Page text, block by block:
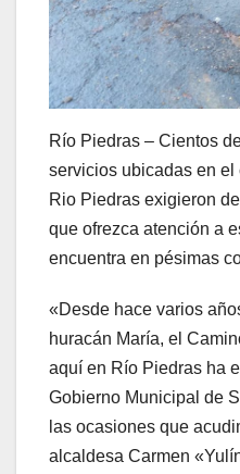
Río Piedras – Cientos
servicios ubicadas en
Rio Piedras exigieron
que ofrezca atención a
encuentra en pésimas
«Desde hace varios
huracán María, el
aquí en Río Piedras ha
Gobierno Municipal de
las ocasiones que
alcaldesa Carmen